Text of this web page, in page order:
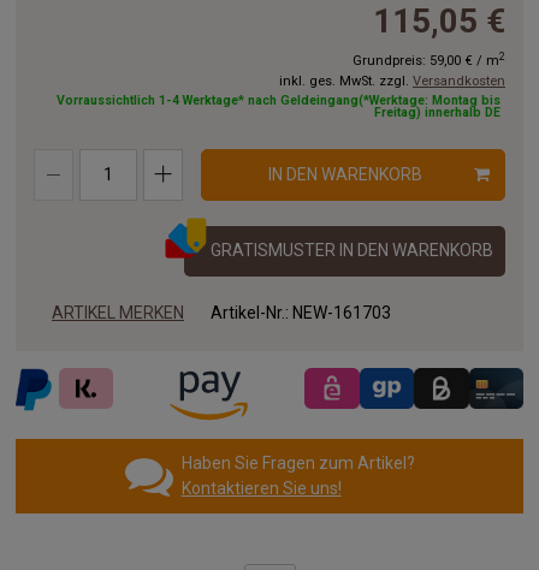
115,05 €
Grundpreis: 59,00 € / m2
inkl. ges. MwSt. zzgl. Versandkosten
Vorraussichtlich 1-4 Werktage* nach Geldeingang(*Werktage: Montag bis
Freitag) innerhalb DE
IN DEN WARENKORB
GRATISMUSTER IN DEN WARENKORB
ARTIKEL MERKEN Artikel-Nr.: NEW-161703
Haben Sie Fragen zum Artikel?
Kontaktieren Sie uns!